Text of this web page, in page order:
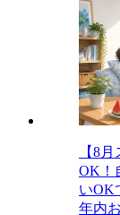
【8
OK！
いOK
年内